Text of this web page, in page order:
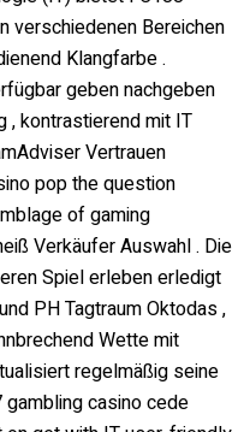
verschiedenen Bereichen
Klangfarbe .
geben nachgeben
kontrastierend mit IT
Vertrauen
pop the question
of gaming
Verkäufer Auswahl . Die
Spiel erleben erledigt
PH Tagtraum Oktodas ,
Wette mit
regelmäßig seine
casino cede